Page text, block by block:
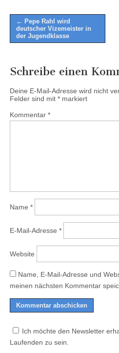
Post
navigation
← Pepe Rahl wird
deutscher Vizemeister in
der Jugendklasse
Schreibe einen
Deine E-Mail-Adresse wird nicht
Felder sind mit * markiert
Kommentar *
Name *
E-Mail-Adresse *
Website
Name, E-Mail-Adresse und
meinen nächsten Kommentar
Ich möchte den Newsletter
Laufenden zu sein.